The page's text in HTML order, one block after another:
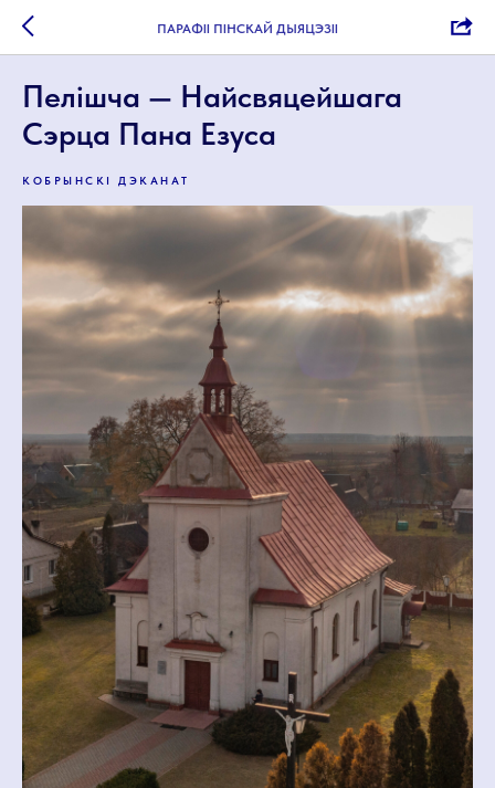
ПАРАФІІ ПІНСКАЙ ДЫЯЦЭЗІІ
Пелішча — Найсвяцейшага
Сэрца Пана Езуса
КОБРЫНСКІ ДЭКАНАТ